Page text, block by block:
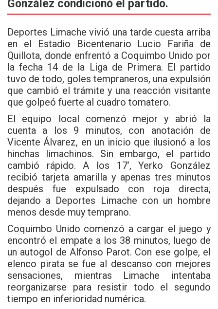
o
o
k
A
p
p
González condicionó el partido.
Deportes Limache vivió una tarde cuesta arriba
en el Estadio Bicentenario Lucio Fariña de
Quillota, donde enfrentó a Coquimbo Unido por
la fecha 14 de la Liga de Primera. El partido
tuvo de todo, goles tempraneros, una expulsión
que cambió el trámite y una reacción visitante
que golpeó fuerte al cuadro tomatero.
El equipo local comenzó mejor y abrió la
cuenta a los 9 minutos, con anotación de
Vicente Álvarez, en un inicio que ilusionó a los
hinchas limachinos. Sin embargo, el partido
cambió rápido. A los 17’, Yerko González
recibió tarjeta amarilla y apenas tres minutos
después fue expulsado con roja directa,
dejando a Deportes Limache con un hombre
menos desde muy temprano.
Coquimbo Unido comenzó a cargar el juego y
encontró el empate a los 38 minutos, luego de
un autogol de Alfonso Parot. Con ese golpe, el
elenco pirata se fue al descanso con mejores
sensaciones, mientras Limache intentaba
reorganizarse para resistir todo el segundo
tiempo en inferioridad numérica.